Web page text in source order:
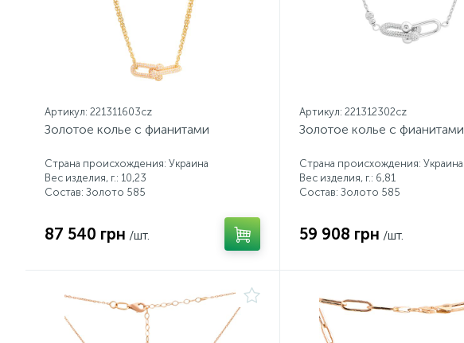
Артикул: 221311603cz
Золотое колье с фианитами
Страна происхождения: Украина
Вес изделия, г.: 10,23
Состав: Золото 585
87 540 грн /шт.
Артикул: 221312302cz
Золотое колье с фианитами
Страна происхождения: Украина
Вес изделия, г.: 6,81
Состав: Золото 585
59 908 грн /шт.